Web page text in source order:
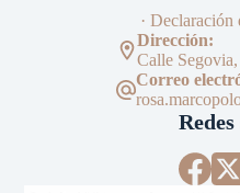
·
Dirección:
Calle
Correo